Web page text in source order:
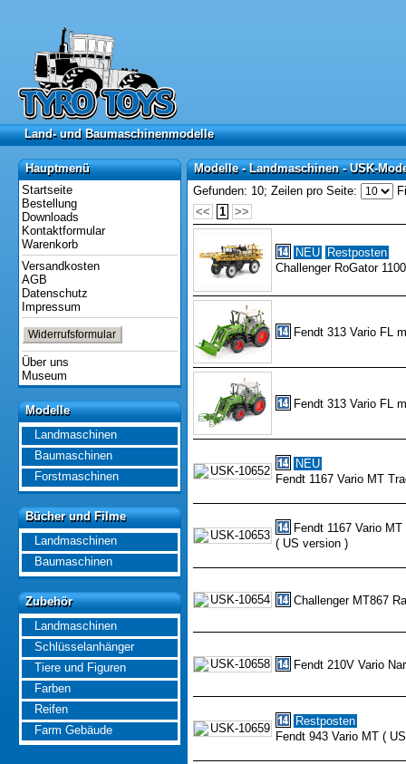
Land- und Baumaschinenmodelle
Land- und Baumaschinenmodelle
Hauptmenü
Hauptmenü
Startseite
Bestellung
Downloads
Kontaktformular
Warenkorb
Versandkosten
AGB
Datenschutz
Impressum
Widerrufsformular
Über uns
Museum
Modelle
Modelle
Landmaschinen
Baumaschinen
Forstmaschinen
Bücher und Filme
Bücher und Filme
Landmaschinen
Baumaschinen
Zubehör
Zubehör
Landmaschinen
Schlüsselanhänger
Tiere und Figuren
Farben
Reifen
Farm Gebäude
Modelle - Landmaschinen - USK-
Modelle - Landmaschinen - USK-
Gefunden: 10; Zeilen pro Seite:
<<
1 >>
NEU
Restposten
Challenger RoGator
Fendt 313 Vario FL
Fendt 313 Vario FL
NEU
Fendt 1167 Vario MT
Fendt 1167 Vario MT
( US version )
Challenger MT867
Fendt 210V Vario
Restposten
Fendt 943 Vario MT (